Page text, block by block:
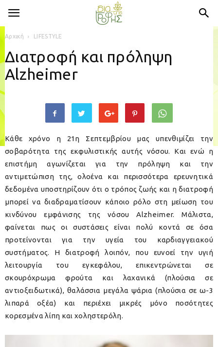
Αρχική LIFESTYLE
Διατροφή και πρόληψη
Alzheimer
Κάθε χρόνο η 21η Σεπτεμβρίου μας υπενθιμίζει την
σοβαρότητα της εκφυλιστικής αυτής νόσου. Και ενώ η
επιστήμη αγωνίζεται για την πρόληψη και την
αντιμετώπιση της, ολοένα και περισσότερα ερευνητικά
δεδομένα υποστηρίζουν ότι ο τρόπος ζωής και η διατροφή
μπορεί να διαδραματίσουν κάποιο ρόλο στη μείωση του
κινδύνου εμφάνισης της νόσου Alzheimer. Μάλιστα,
φαίνεται πως οι συστάσεις είναι πολύ κοντά σε όσα
προτείνονται για την υγεία του καρδιαγγειακού
συστήματος. Η διατροφή λοιπόν, που ευνοεί την υγιή
λειτουργία του εγκεφάλου, επικεντρώνεται σε
σκουρόχρωμα φρούτα και λαχανικά (πλούσια σε
αντιοξειδωτικά), θαλάσσια μεγάλα ψάρια (πλούσια σε ω-3
λιπαρά οξέα) και περιέχει μικρές μόνο ποσότητες
κορεσμένα λίπη και χοληστερόλη.